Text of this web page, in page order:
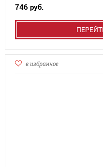
746 руб.
в избранное